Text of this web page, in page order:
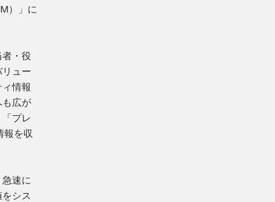
）」に
・役
ュー
情報
も広が
プレ
報を収
速に
シス